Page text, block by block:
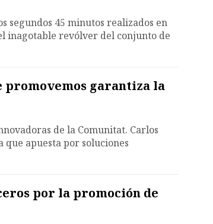
segundos 45 minutos realizados en
inagotable revólver del conjunto de
garantiza la
de la Comunitat. Carlos
apuesta por soluciones
por la promoción de